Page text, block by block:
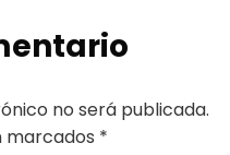
no será publicada.
marcados *